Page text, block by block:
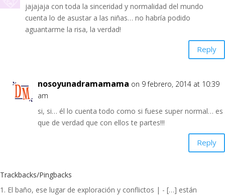
jajajaja con toda la sinceridad y normalidad del mundo
cuenta lo de asustar a las niñas… no habría podido
aguantarme la risa, la verdad!
Reply
nosoyunadramamama on 9 febrero, 2014 at 10:39
am
si, si… él lo cuenta todo como si fuese super normal… es
que de verdad que con ellos te partes!!!
Reply
Trackbacks/Pingbacks
El baño, ese lugar de exploración y conflictos | - […] están